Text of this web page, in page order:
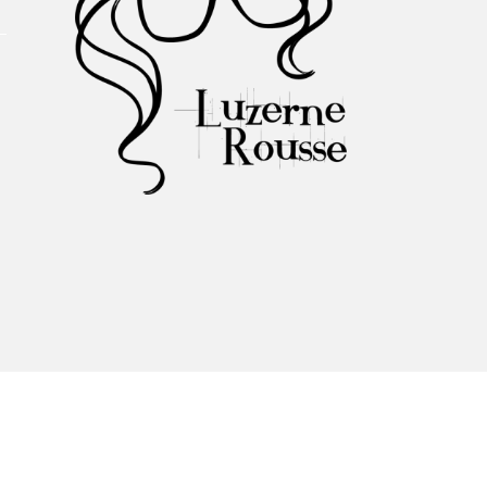
À propos du Salon
Liste des exposant·e·s
Liste des auteur·rice·s